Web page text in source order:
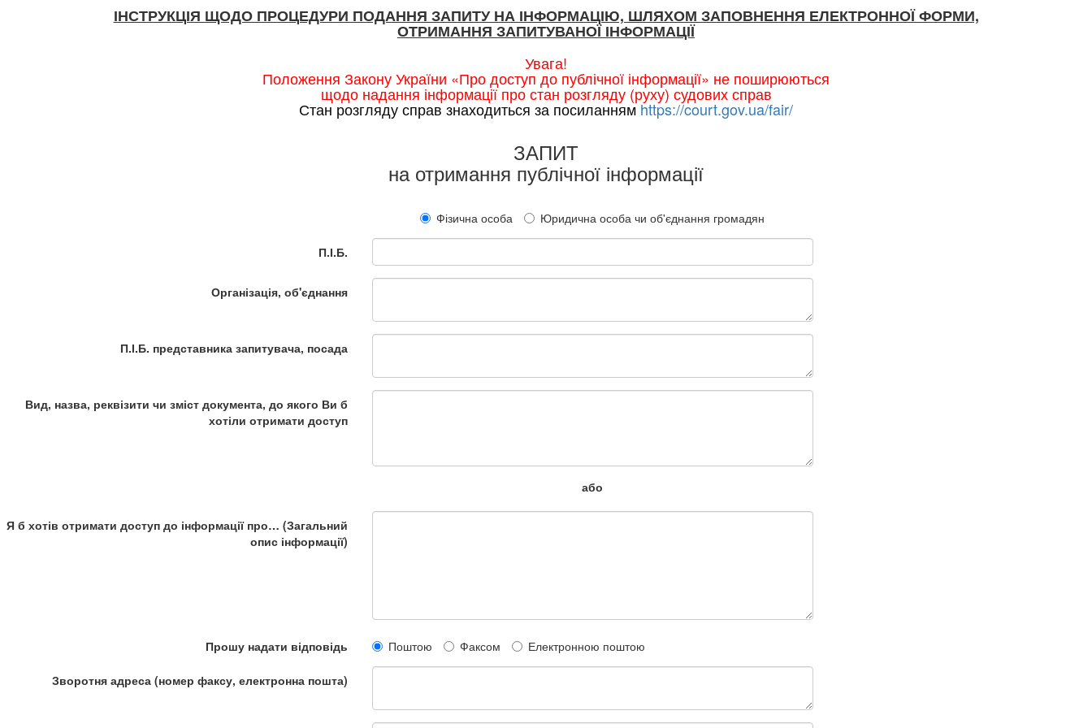
ІНСТРУКЦІЯ ЩОДО ПРОЦЕДУРИ ПОДАННЯ ЗАПИТУ НА ІНФОРМАЦІЮ, ШЛЯХОМ ЗАПОВНЕННЯ ЕЛЕКТРОННОЇ ФОРМИ,
ОТРИМАННЯ ЗАПИТУВАНОЇ ІНФОРМАЦІЇ
Увага!
Положення Закону України «Про доступ до публічної інформації» не поширюються
щодо надання інформації про стан розгляду (руху) судових справ
Стан розгляду справ знаходиться за посиланням https://court.gov.ua/fair/
ЗАПИТ
на отримання публічної інформації
Фізична особа Юридична особа чи об'єднання громадян
П.І.Б.
Організація, об'єднання
П.І.Б. представника запитувача, посада
Вид, назва, реквізити чи зміст документа, до якого Ви б
хотіли отримати доступ
або
Я б хотів отримати доступ до інформації про… (Загальний
опис інформації)
Прошу надати відповідь Поштою Факсом Електронною поштою
Зворотня адреса (номер факсу, електронна пошта)